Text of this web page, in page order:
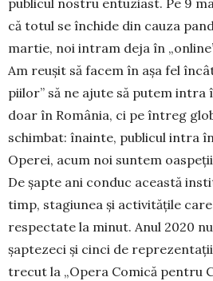
publicul nostru entuziast. Pe 9
că totul se închide din cauza
martie, noi intram deja în
Am re­u­şit să facem în aşa fel
piilor” să ne ajute să putem intra
doar în România, ci pe întreg
schim­bat: înainte, publicul intra
Operei, acum noi suntem
De şapte ani conduc această
timp, stagiu­nea şi activităţile
respectate la mi­nut. Anul 2020
șaptezeci şi cinci de
trecut la „Opera Comică pentru